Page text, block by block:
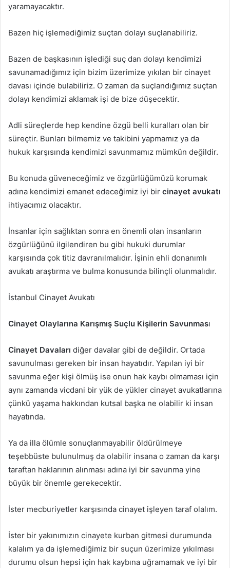
yaramayacaktır.
Bazen hiç işlemediğimiz suçtan dolayı suçlanabiliriz.
Bazen de başkasının işlediği suç dan dolayı kendimizi
savunamadığımız için bizim üzerimize yıkılan bir cinayet
davası içinde bulabiliriz. O zaman da suçlandığımız suçtan
dolayı kendimizi aklamak işi de bize düşecektir.
Adli süreçlerde hep kendine özgü belli kuralları olan bir
süreçtir. Bunları bilmemiz ve takibini yapmamız ya da
hukuk karşısında kendimizi savunmamız mümkün değildir.
Bu konuda güveneceğimiz ve özgürlüğümüzü korumak
adına kendimizi emanet edeceğimiz iyi bir cinayet avukatı
ihtiyacımız olacaktır.
İnsanlar için sağlıktan sonra en önemli olan insanların
özgürlüğünü ilgilendiren bu gibi hukuki durumlar
karşısında çok titiz davranılmalıdır. İşinin ehli donanımlı
avukatı araştırma ve bulma konusunda bilinçli olunmalıdır.
İstanbul Cinayet Avukatı
Cinayet Olaylarına Karışmış Suçlu Kişilerin Savunması
Cinayet Davaları diğer davalar gibi de değildir. Ortada
savunulması gereken bir insan hayatıdır. Yapılan iyi bir
savunma eğer kişi ölmüş ise onun hak kaybı olmaması için
aynı zamanda vicdani bir yük de yükler cinayet avukatlarına
çünkü yaşama hakkından kutsal başka ne olabilir ki insan
hayatında.
Ya da illa ölümle sonuçlanmayabilir öldürülmeye
teşebbüste bulunulmuş da olabilir insana o zaman da karşı
taraftan haklarının alınması adına iyi bir savunma yine
büyük bir önemle gerekecektir.
İster mecburiyetler karşısında cinayet işleyen taraf olalım.
İster bir yakınımızın cinayete kurban gitmesi durumunda
kalalım ya da işlemediğimiz bir suçun üzerimize yıkılması
durumu olsun hepsi için hak kaybına uğramamak ve iyi bir